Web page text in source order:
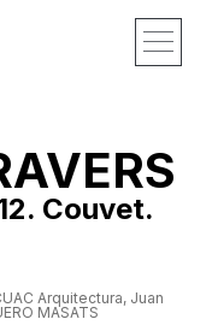
Couvet.
Arquitectura, Juan
MASATS